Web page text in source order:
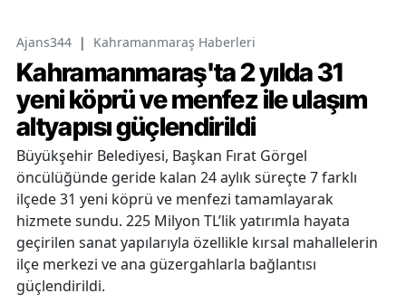
Ajans344 | Kahramanmaraş Haberleri
Kahramanmaraş'ta 2 yılda 31
yeni köprü ve menfez ile ulaşım
altyapısı güçlendirildi
Büyükşehir Belediyesi, Başkan Fırat Görgel
öncülüğünde geride kalan 24 aylık süreçte 7 farklı
ilçede 31 yeni köprü ve menfezi tamamlayarak
hizmete sundu. 225 Milyon TL’lik yatırımla hayata
geçirilen sanat yapılarıyla özellikle kırsal mahallelerin
ilçe merkezi ve ana güzergahlarla bağlantısı
güçlendirildi.